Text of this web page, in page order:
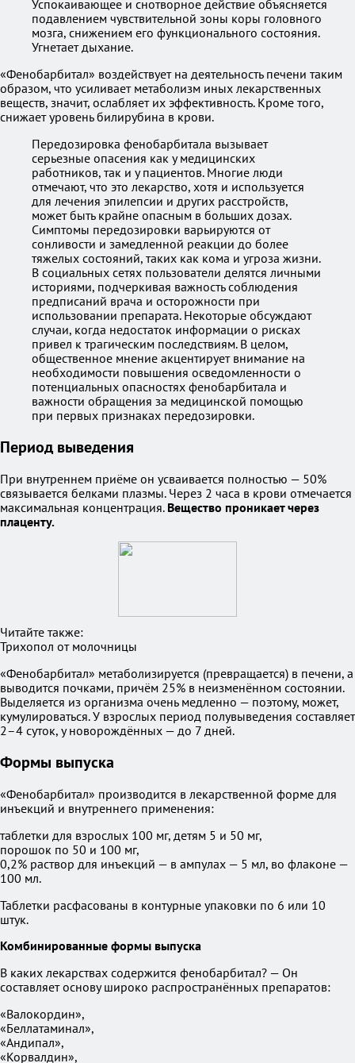
Успокаивающее и снотворное действие объясняется
подавлением чувствительной зоны коры головного
мозга, снижением его функционального состояния.
Угнетает дыхание.
«Фенобарбитал» воздействует на деятельность печени таким
образом, что усиливает метаболизм иных лекарственных
веществ, значит, ослабляет их эффективность. Кроме того,
снижает уровень билирубина в крови.
Передозировка фенобарбитала вызывает
серьезные опасения как у медицинских
работников, так и у пациентов. Многие люди
отмечают, что это лекарство, хотя и используется
для лечения эпилепсии и других расстройств,
может быть крайне опасным в больших дозах.
Симптомы передозировки варьируются от
сонливости и замедленной реакции до более
тяжелых состояний, таких как кома и угроза жизни.
В социальных сетях пользователи делятся личными
историями, подчеркивая важность соблюдения
предписаний врача и осторожности при
использовании препарата. Некоторые обсуждают
случаи, когда недостаток информации о рисках
привел к трагическим последствиям. В целом,
общественное мнение акцентирует внимание на
необходимости повышения осведомленности о
потенциальных опасностях фенобарбитала и
важности обращения за медицинской помощью
при первых признаках передозировки.
Период выведения
При внутреннем приёме он усваивается полностью — 50%
связывается белками плазмы. Через 2 часа в крови отмечается
максимальная концентрация. Вещество проникает через
плаценту.
Читайте также:
Трихопол от молочницы
«Фенобарбитал» метаболизируется (превращается) в печени, а
выводится почками, причём 25% в неизменённом состоянии.
Выделяется из организма очень медленно — поэтому, может,
кумулироваться. У взрослых период полувыведения составляет
2–4 суток, у новорождённых — до 7 дней.
Формы выпуска
«Фенобарбитал» производится в лекарственной форме для
инъекций и внутреннего применения:
таблетки для взрослых 100 мг, детям 5 и 50 мг,
порошок по 50 и 100 мг,
0,2% раствор для инъекций — в ампулах — 5 мл, во флаконе —
100 мл.
Таблетки расфасованы в контурные упаковки по 6 или 10
штук.
Комбинированные формы выпуска
В каких лекарствах содержится фенобарбитал? — Он
составляет основу широко распространённых препаратов:
«Валокордин»,
«Беллатаминал»,
«Андипал»,
«Корвалдин»,